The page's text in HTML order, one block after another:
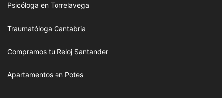
Psicóloga en Torrelavega
Traumatóloga Cantabria
Compramos tu Reloj Santander
Apartamentos en Potes